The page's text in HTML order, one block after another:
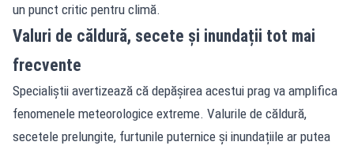
un punct critic pentru climă.
Valuri de căldură, secete și inundații tot mai
frecvente
Specialiștii avertizează că depășirea acestui prag va amplifica
fenomenele meteorologice extreme. Valurile de căldură,
secetele prelungite, furtunile puternice și inundațiile ar putea